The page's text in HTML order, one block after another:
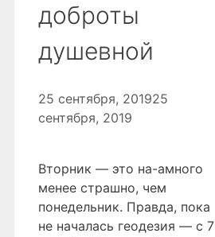
доброты
душевной
25 сентября, 201925
сентября, 2019
Вторник — это на-амного
менее страшно, чем
понедельник. Правда, пока
не началась геодезия — с 7